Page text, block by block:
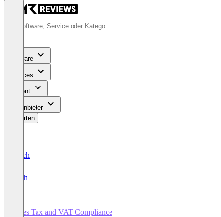
Software
Services
Content
Für Anbieter
Bewerten
Deutsch
English
Sales Tax and VAT Compliance